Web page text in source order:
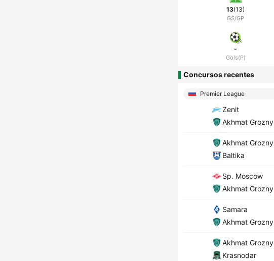
13(13)
GS/GP
-
Gols(P)
Concursos recentes
Premier League
Zenit
Akhmat Grozny
Akhmat Grozny
Baltika
Sp. Moscow
Akhmat Grozny
Samara
Akhmat Grozny
Akhmat Grozny
Krasnodar